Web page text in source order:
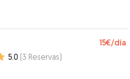
15€/día
5.0 (3 Reservas)